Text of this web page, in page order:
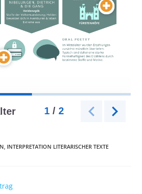
INTERPRETATION LITERARISCHER TEXTE